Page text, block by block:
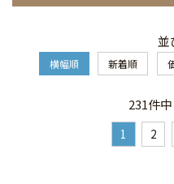
並
横幅順 新着順
231件中
1 2